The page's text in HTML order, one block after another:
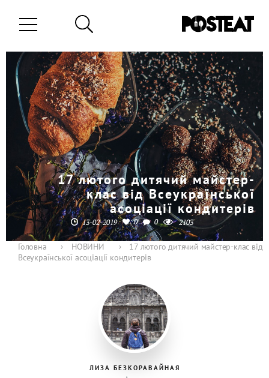
17 лютого дитячий майстер-
клас від Всеукраїнської
асоціації кондитерів
13-02-2019 0 0 2103
Головна › НОВИНИ ›
17 лютого дитячий майстер-клас від
Всеукраїнської асоціації кондитерів
ЛИЗА БЕЗКОРАВАЙНАЯ